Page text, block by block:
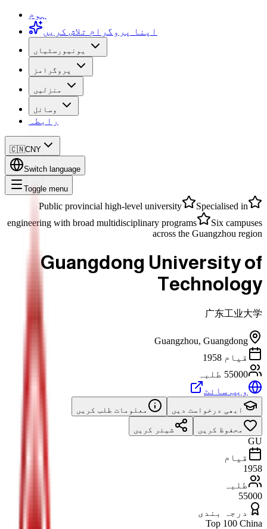
ہوم
اپنا پروگرام تلاش کریں
یونیورسٹیاں
پروگرامز
منزلیں
وسائل
رابطہ
🇨🇳CNY
Switch language
Toggle menu
Public provincial high-level university
Specialised in
engineering with broad multidisciplinary programs
Six campuses
across the Guangzhou region
Guangdong University of
Technology
广东工业大学
Guangzhou, Guangdong
قیام 1958
55000 طلبہ
ویب سائٹ
ابھی درخواست دیں معلومات طلب کریں
محفوظ کریں شیئر کریں
GU
قیام
1958
طلبہ
55000
درجہ بندی
Top 100 China